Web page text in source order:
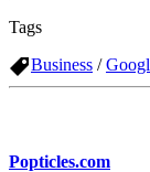
Tags
Business /
Popticles.com